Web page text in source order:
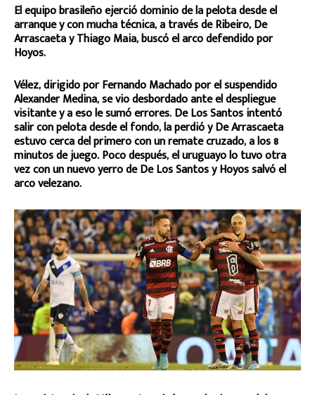
El equipo brasileño ejerció dominio de la pelota desde el
arranque y con mucha técnica, a través de Ribeiro, De
Arrascaeta y Thiago Maia, buscó el arco defendido por
Hoyos.
Vélez, dirigido por Fernando Machado por el suspendido
Alexander Medina, se vio desbordado ante el despliegue
visitante y a eso le sumó errores. De Los Santos intentó
salir con pelota desde el fondo, la perdió y De Arrascaeta
estuvo cerca del primero con un remate cruzado, a los 8
minutos de juego. Poco después, el uruguayo lo tuvo otra
vez con un nuevo yerro de De Los Santos y Hoyos salvó el
arco velezano.